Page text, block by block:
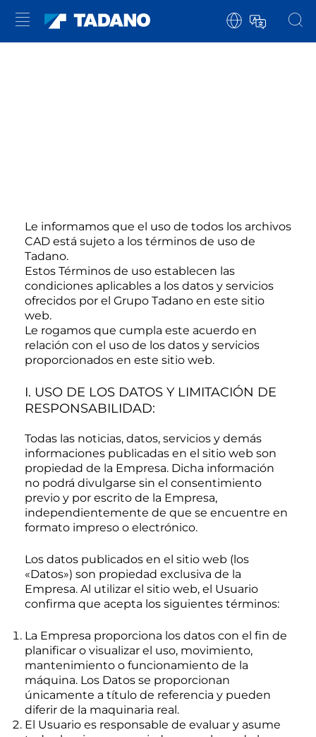
Le informamos que el uso de todos los archivos
CAD está sujeto a los términos de uso de
Tadano.
Estos Términos de uso establecen las
condiciones aplicables a los datos y servicios
ofrecidos por el Grupo Tadano en este sitio
web.
Le rogamos que cumpla este acuerdo en
relación con el uso de los datos y servicios
proporcionados en este sitio web.
I. USO DE LOS DATOS Y LIMITACIÓN DE
RESPONSABILIDAD:
Todas las noticias, datos, servicios y demás
informaciones publicadas en el sitio web son
propiedad de la Empresa. Dicha información
no podrá divulgarse sin el consentimiento
previo y por escrito de la Empresa,
independientemente de que se encuentre en
formato impreso o electrónico.
Los datos publicados en el sitio web (los
«Datos») son propiedad exclusiva de la
Empresa. Al utilizar el sitio web, el Usuario
confirma que acepta los siguientes términos:
La Empresa proporciona los datos con el fin de
planificar o visualizar el uso, movimiento,
mantenimiento o funcionamiento de la
máquina. Los Datos se proporcionan
únicamente a título de referencia y pueden
diferir de la maquinaria real.
El Usuario es responsable de evaluar y asume